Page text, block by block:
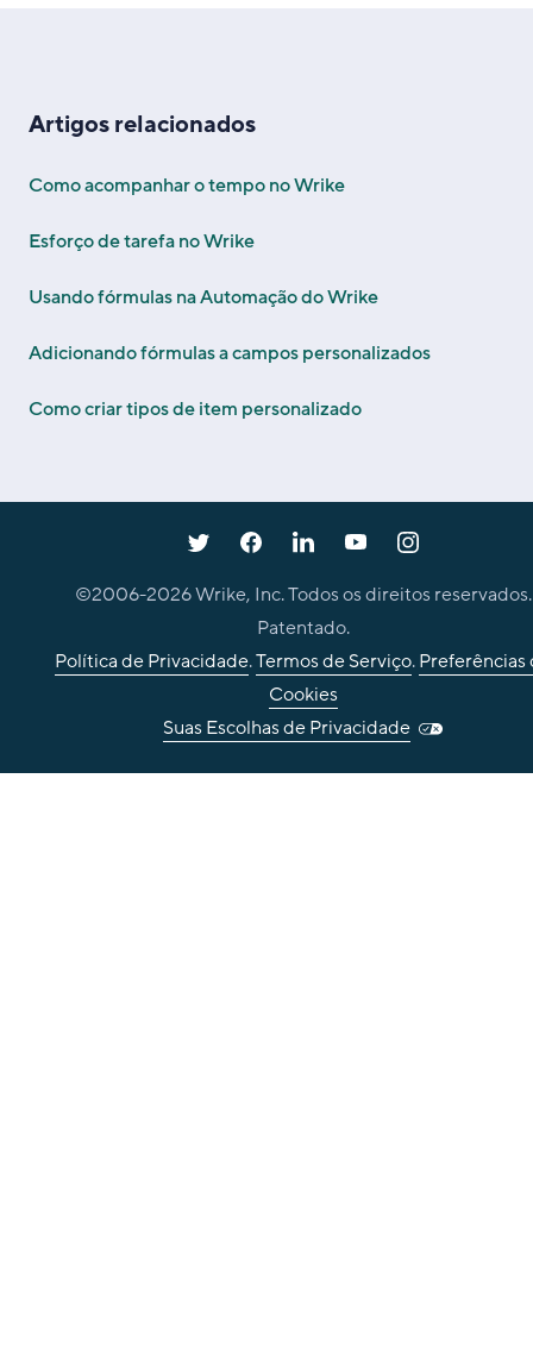
Artigos relacionados
Como acompanhar o tempo no Wrike
Esforço de tarefa no Wrike
Usando fórmulas na Automação do Wrike
Adicionando fórmulas a campos personalizados
Como criar tipos de item personalizado
©2006-2026Wrike, Inc. Todos os direitos reservados.
Patentado.
Política de Privacidade.Termos de Serviço.Preferências
Cookies
Suas Escolhas de Privacidade